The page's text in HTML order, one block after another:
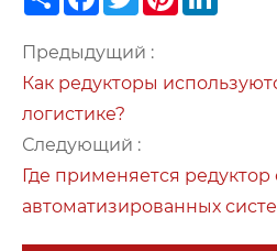
Предыдущий :
Как редукторы
логистике?
Следующий :
Где применяется редуктор
автоматизированных